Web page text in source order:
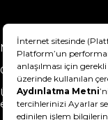
Mesafeli Satış
Gizlilik Sözleşmesi
Ürünümü nasıl iade
edebilirim?